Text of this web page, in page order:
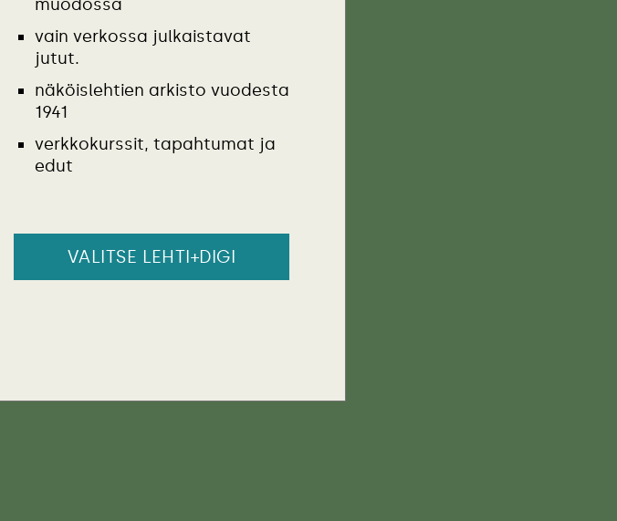
muodossa
vain verkossa julkaistavat
jutut.
näköislehtien arkisto vuodesta
1941
verkkokurssit, tapahtumat ja
edut
VALITSE LEHTI+DIGI